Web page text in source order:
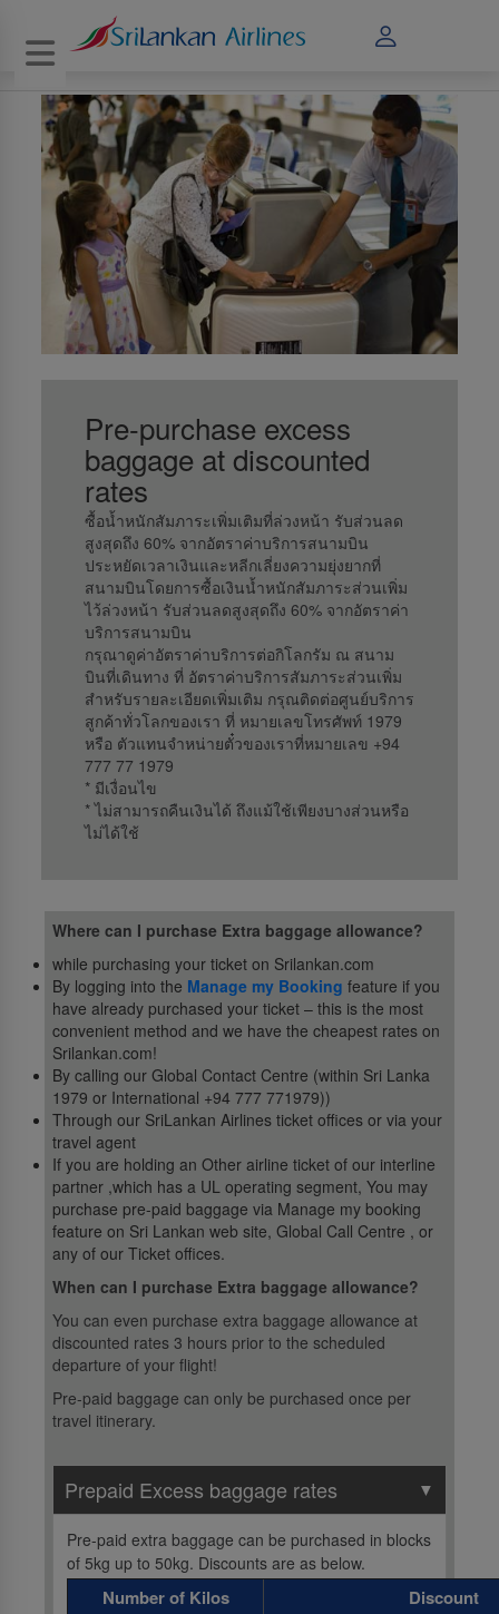
Toggle navigation
Pre-purchase excess
baggage at discounted
rates
ซื้อน้ำหนักสัมภาระเพิ่มเติมที่ล่วงหน้า รับส่วนลด
สูงสุดถึง 60% จากอัตราค่าบริการสนามบิน
ประหยัดเวลาเงินและหลีกเลี่ยงความยุ่งยากที่
สนามบินโดยการซื้อเงินน้ำหนักสัมภาระส่วนเพิ่ม
ไว้ล่วงหน้า รับส่วนลดสูงสุดถึง 60% จากอัตราค่า
บริการสนามบิน
กรุณาดูค่าอัตราค่าบริการต่อกิโลกรัม ณ สนาม
บินที่เดินทาง ที่ อัตราค่าบริการสัมภาระส่วนเพิ่ม
สำหรับรายละเอียดเพิ่มเติม กรุณติดต่อศูนย์บริการ
สูกค้าทั่วโลกของเรา ที่ หมายเลขโทรศัพท์ 1979
หรือ ตัวแทนจำหน่ายตั๋วของเราที่หมายเลข +94
777 77 1979
* มีเงื่อนไข
* ไม่สามารถคืนเงินได้ ถึงแม้ใช้เพียงบางส่วนหรือ
ไม่ได้ใช้
Where can I purchase Extra baggage allowance?
while purchasing your ticket on Srilankan.com
By logging into the Manage my Bookingfeature if you
have already purchased your ticket – this is the most
convenient method and we have the cheapest rates on
Srilankan.com!
By calling our Global Contact Centre (within Sri Lanka
1979 or International +94 777 771979))
Through our SriLankan Airlines ticket offices or via your
travel agent
If you are holding an Other airline ticket of our interline
partner ,which has a UL operating segment, You may
purchase pre-paid baggage via Manage my booking
feature on Sri Lankan web site, Global Call Centre , or
any of our Ticket offices.
When can I purchase Extra baggage allowance?
You can even purchase extra baggage allowance at
discounted rates 3 hours prior to the scheduled
departure of your flight!
Pre-paid baggage can only be purchased once per
travel itinerary.
Prepaid Excess baggage rates ▼
Pre-paid extra baggage can be purchased in blocks
of 5kg up to 50kg. Discounts are as below.
Number of Kilos Discount